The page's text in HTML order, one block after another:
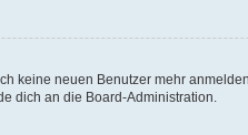
keine neuen Benutzer mehr
dich an die Board-Administration.